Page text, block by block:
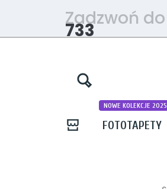
Zadzwoń
733
FOTOTAPETY
NOWE KOLEKCJE 2025